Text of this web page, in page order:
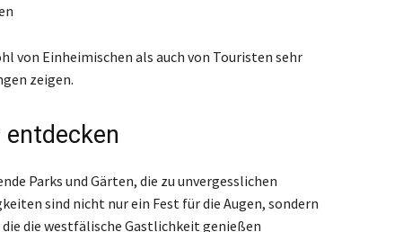
von Einheimischen als auch von Touristen sehr
zeigen.
Parks und Gärten, die zu unvergesslichen
sind nicht nur ein Fest für die Augen, sondern
die westfälische Gastlichkeit genießen